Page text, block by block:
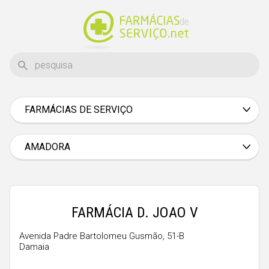
FARMÁCIAS DE SERVIÇO
Braga
Bragança
Castelo Branco
Évora
AMADORA
FARMÁCIA D. JOAO V
Avenida Padre Bartolomeu Gusmão, 51-B
Damaia